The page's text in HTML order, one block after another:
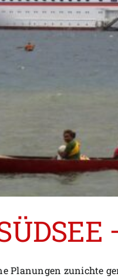
Planungen zunichte